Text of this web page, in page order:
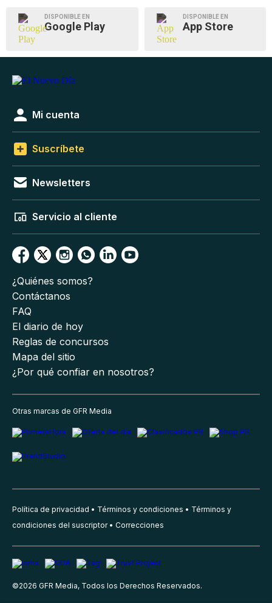
DISPONIBLE EN
Google Play
DISPONIBLE EN
App Store
Mi cuenta
Suscríbete
Newsletters
Servicio al cliente
¿Quiénes somos?
Contáctanos
FAQ
El diario de hoy
Reglas de concursos
Mapa del sitio
¿Por qué confiar en nosotros?
Otras marcas de GFR Media
Política de privacidad Términos y condiciones
Términos y
condiciones del suscriptor
Correcciones
©2026 GFR Media, Todos los Derechos Reservados.